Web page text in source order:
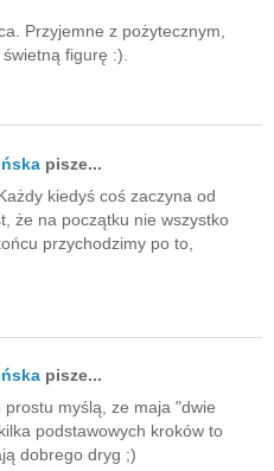
Przyjemne z pożytecznym,
figurę :).
pisze...
kiedyś coś zaczyna od
że na początku nie wszystko
przychodzimy po to,
pisze...
myślą, ze maja "dwie
podstawowych kroków to
dobrego dryg ;)